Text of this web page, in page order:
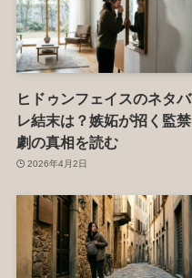
ヒドゥンフェイスのネタバ
レ結末は？嫉妬が招く監禁
劇の真相を読む
2026年4月2日